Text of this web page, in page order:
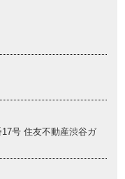
号 住友不動産渋谷ガ